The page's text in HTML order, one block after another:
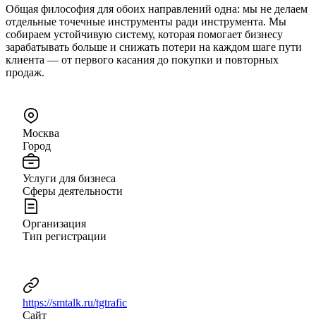
Общая философия для обоих направлений одна: мы не делаем
отдельные точечные инструменты ради инструмента. Мы
собираем устойчивую систему, которая помогает бизнесу
зарабатывать больше и снижать потери на каждом шаге пути
клиента — от первого касания до покупки и повторных
продаж.
Москва
Город
Услуги для бизнеса
Сферы деятельности
Организация
Тип регистрации
https://smtalk.ru/tgtrafic
Сайт